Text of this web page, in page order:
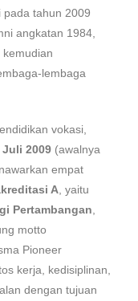
pada tahun 2009
angkatan 1984,
kemudian
lembaga
vokasi,
Juli 2009 (awalnya
empat
A , yaitu
Pertambangan
motto
Pioneer
kerja, kedisiplinan,
dengan tujuan